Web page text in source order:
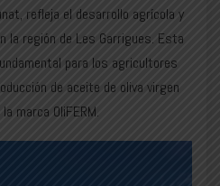
refleja el desarrollo agrícola y
la región de Les Garrigues. Esta
para los agricultores
de aceite de oliva virgen
marca OliFERM.